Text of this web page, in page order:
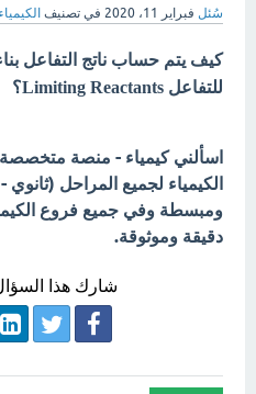
سُئل فبراير 11، 2020 في تصنيف
كيف يتم حساب ناتج التفاعل
للتفاعل Limiting Reactants؟
اسألني كيمياء - منصة
الكيمياء لجميع المراحل
ومبسطة وفي جميع فروع
دقيقة وموثوقة.
شارك هذا